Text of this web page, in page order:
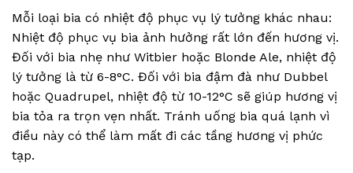
Mỗi loại bia có nhiệt độ phục vụ lý tưởng khác nhau:
Nhiệt độ phục vụ bia ảnh hưởng rất lớn đến hương vị.
Đối với bia nhẹ như Witbier hoặc Blonde Ale, nhiệt độ
lý tưởng là từ 6-8°C. Đối với bia đậm đà như Dubbel
hoặc Quadrupel, nhiệt độ từ 10-12°C sẽ giúp hương vị
bia tỏa ra trọn vẹn nhất. Tránh uống bia quá lạnh vì
điều này có thể làm mất đi các tầng hương vị phức
tạp.